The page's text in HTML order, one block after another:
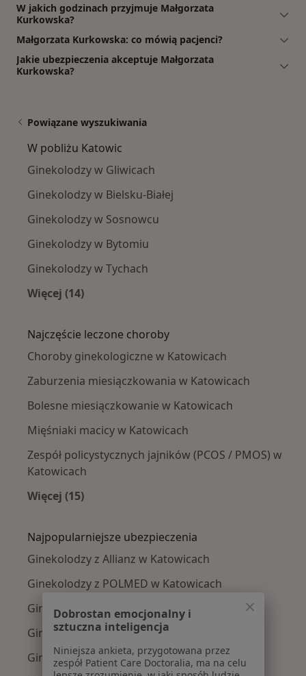
W jakich godzinach przyjmuje Małgorzata
Kurkowska?
Małgorzata Kurkowska: co mówią pacjenci?
Jakie ubezpieczenia akceptuje Małgorzata
Kurkowska?
Powiązane wyszukiwania
W pobliżu Katowic
Ginekolodzy w Gliwicach
Ginekolodzy w Bielsku-Białej
Ginekolodzy w Sosnowcu
Ginekolodzy w Bytomiu
Ginekolodzy w Tychach
Więcej (14)
Najczęście leczone choroby
Choroby ginekologiczne w Katowicach
Zaburzenia miesiączkowania w Katowicach
Bolesne miesiączkowanie w Katowicach
Mięśniaki macicy w Katowicach
Zespół policystycznych jajników (PCOS / PMOS) w
Katowicach
Więcej (15)
Najpopularniejsze ubezpieczenia
Ginekolodzy z Allianz w Katowicach
Ginekolodzy z POLMED w Katowicach
Ginekolodzy z Signal Iduna w Katowicach
Ginekolodzy z NFZ w Katowicach
Ginekolodzy z Medica Polska w Katowicach
Dobrostan emocjonalny i
sztuczna inteligencja
Niniejsza ankieta, przygotowana przez
zespół Patient Care Doctoralia, ma na celu